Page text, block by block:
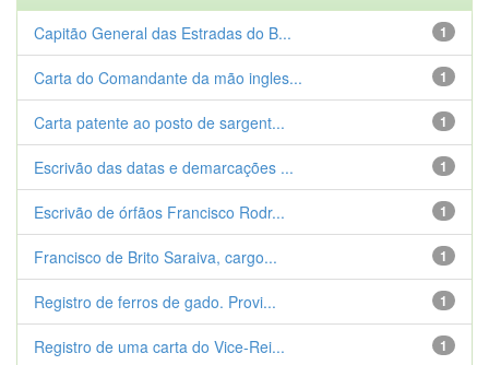
1
Capitão General das Estradas do B...
1
Carta do Comandante da mão ingles...
1
Carta patente ao posto de sargent...
1
Escrivão das datas e demarcações ...
1
Escrivão de órfãos Francisco Rodr...
1
Francisco de Brito Saraiva, cargo...
1
Registro de ferros de gado. Provi...
1
Registro de uma carta do Vice-Rei...